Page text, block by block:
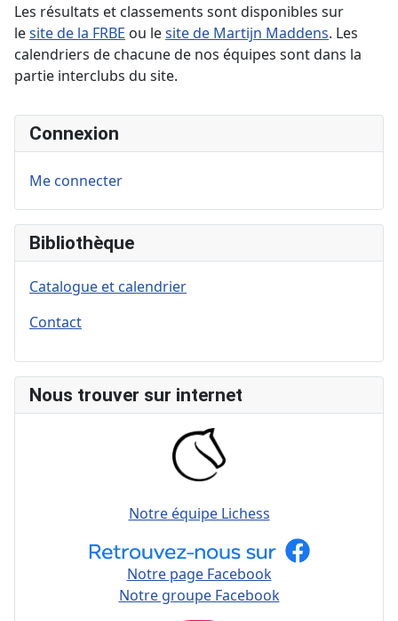
Les résultats et classements sont disponibles sur
lesite de la FRBE ou lesite de Martijn Maddens. Les
calendriers de chacune de nos équipes sont dans la
partie interclubs du site.
Connexion
Me connecter
Bibliothèque
Catalogue et calendrier
Contact
Nous trouver sur internet
Notre équipe Lichess
Notre page Facebook
Notre groupe Facebook